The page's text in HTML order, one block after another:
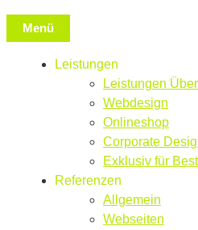
Menü
Leistungen
Leistungen
Webdesign
Onlineshop
Corporate
Exklusiv für
Referenzen
Allgemein
Webseiten